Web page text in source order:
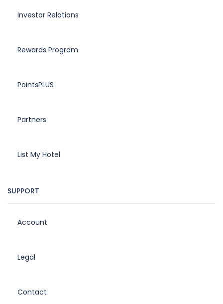
Investor Relations
Rewards Program
PointsPLUS
Partners
List My Hotel
SUPPORT
Account
Legal
Contact